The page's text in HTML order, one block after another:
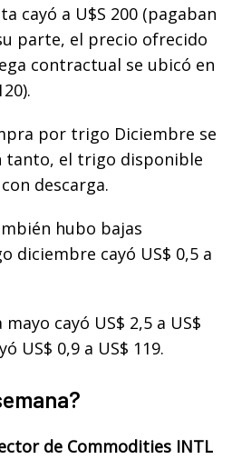
cayó a U$S 200 (pagaban
parte, el precio ofrecido
contractual se ubicó en
por trigo Diciembre se
tanto, el trigo disponible
descarga.
hubo bajas
diciembre cayó US$ 0,5 a
cayó US$ 2,5 a US$
US$ 0,9 a US$ 119.
de Commodities INTL